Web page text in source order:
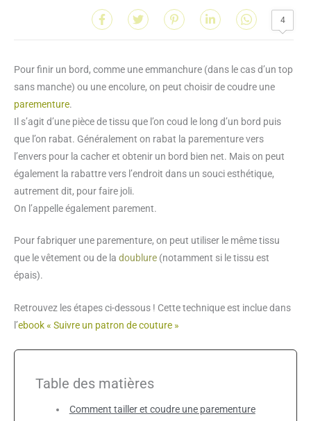
4
Pour finir un bord, comme une emmanchure (dans le cas d’un top
sans manche) ou une encolure, on peut choisir de coudre une
parementure.
Il s’agit d’une pièce de tissu que l’on coud le long d’un bord puis
que l’on rabat. Généralement on rabat la parementure vers
l’envers pour la cacher et obtenir un bord bien net. Mais on peut
également la rabattre vers l’endroit dans un souci esthétique,
autrement dit, pour faire joli.
On l’appelle également parement.
Pour fabriquer une parementure, on peut utiliser le même tissu
que le vêtement ou de la doublure (notamment si le tissu est
épais).
Retrouvez les étapes ci-dessous ! Cette technique est inclue dans
l’ebook « Suivre un patron de couture »
Table des matières
Comment tailler et coudre une parementure